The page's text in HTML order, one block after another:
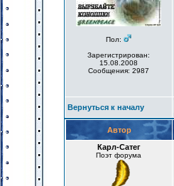
Пол:
Зарегистрирован:
15.08.2008
Сообщения: 2987
Вернуться к началу
Автор
Карл-Сатег
Поэт форума